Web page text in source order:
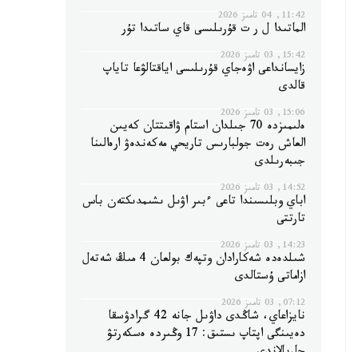
11:42, 04 تامىز 2026
الماتىدا ل ر ت قۇرىلىسى قاي ساتىدا تۇر
15:42, 03 تامىز 2026
زايسانداعى اۋەجاي قۇرىلىسى اياقتالۋعا تاياپ
قالدى
15:06, 03 تامىز 2026
ەلىمىزدە 70 جىلدان استام ۋاقىتتان كەيىن
العاش رەت جولبارىس تاريحي مەكەندەۋ ارەالىنا
جىبەرىلدى
14:52, 03 تامىز 2026
اباي وبلىسىندا تاعى ءبىر اۋىل ىشىمدىكتەن باس
تارتتى
14:23, 03 تامىز 2026
شىلدەدە شەكارادان وتپەك بولعان 4 مىڭ شەتەل
ازاماتى ۇستالدى
07:12, 03 تامىز 2026
نايزاعاي، شاڭدى داۋىل جانە 42 گرادۋسقا
دەيىنگى اپتاپ ىستىق: 17 وڭىردە ەسكەرتۋ